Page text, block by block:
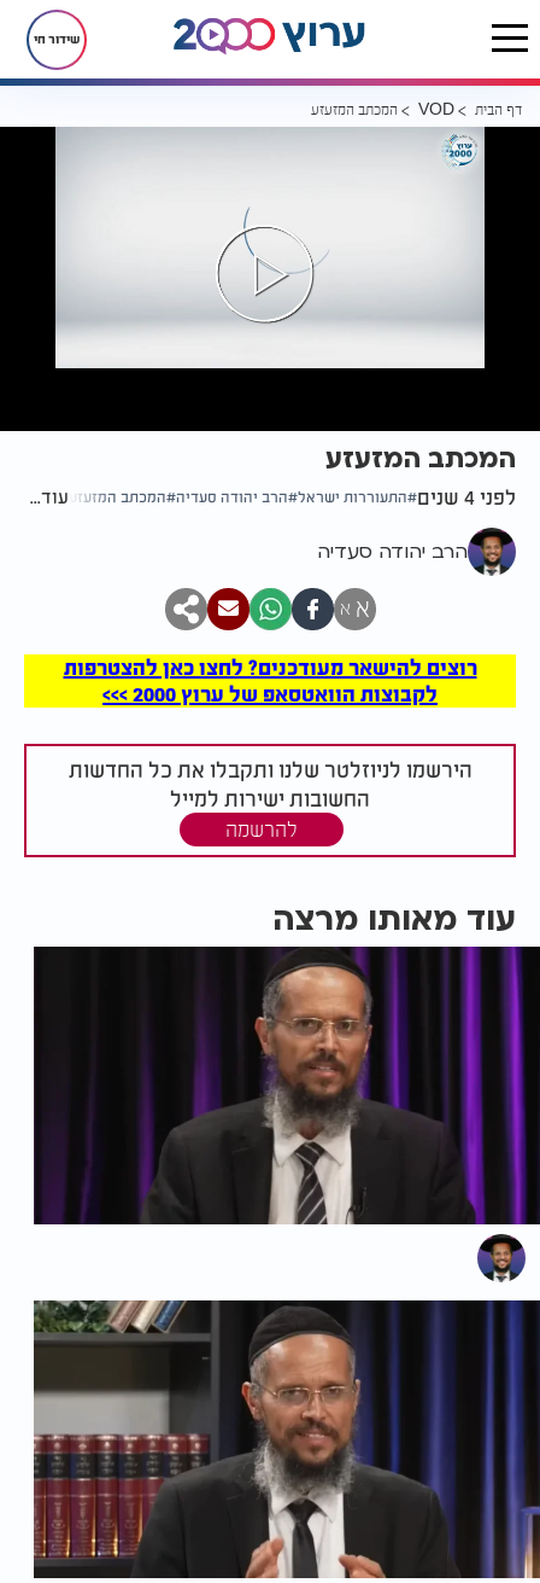
שידור חי
דף הבית VOD המכתב המזעזע
המכתב המזעזע
לפני 4 שנים התעוררות ישראל הרב יהודה סעדיה המכתב המזעזע עוד...
הרב יהודה סעדיה
א א
רוצים להישאר מעודכנים? לחצו כאן להצטרפות
לקבוצות הוואטסאפ של ערוץ 2000 >>>
הירשמו לניוזלטר שלנו ותקבלו את כל החדשות
החשובות ישירות למייל
להרשמה
עוד מאותו מרצה